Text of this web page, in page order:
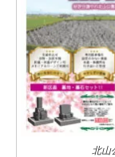
北山